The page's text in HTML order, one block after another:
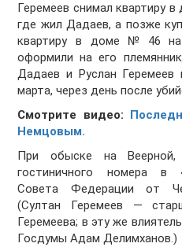
Геремеев снимал квартиру
где жил Дадаев, а позже
квартиру в доме № 46
оформили на его
Дадаев и Руслан Геремеев
марта, через день после
Смотрите видео:
Немцовым.
При обыске на
гостиничного номера в
Совета Федерации от
(Султан Геремеев —
Геремеева; в эту же
Госдумы Адам Делимханов.)